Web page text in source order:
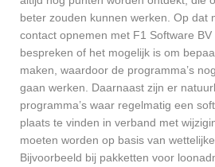
beter zouden kunnen werken. Op dat
contact opnemen met F1 Software
bespreken of het mogelijk is om
maken, waardoor de programma’s
gaan werken. Daarnaast zijn er
programma’s waar regelmatig een
plaats te vinden in verband met
moeten worden op basis van
Bijvoorbeeld bij pakketten voor